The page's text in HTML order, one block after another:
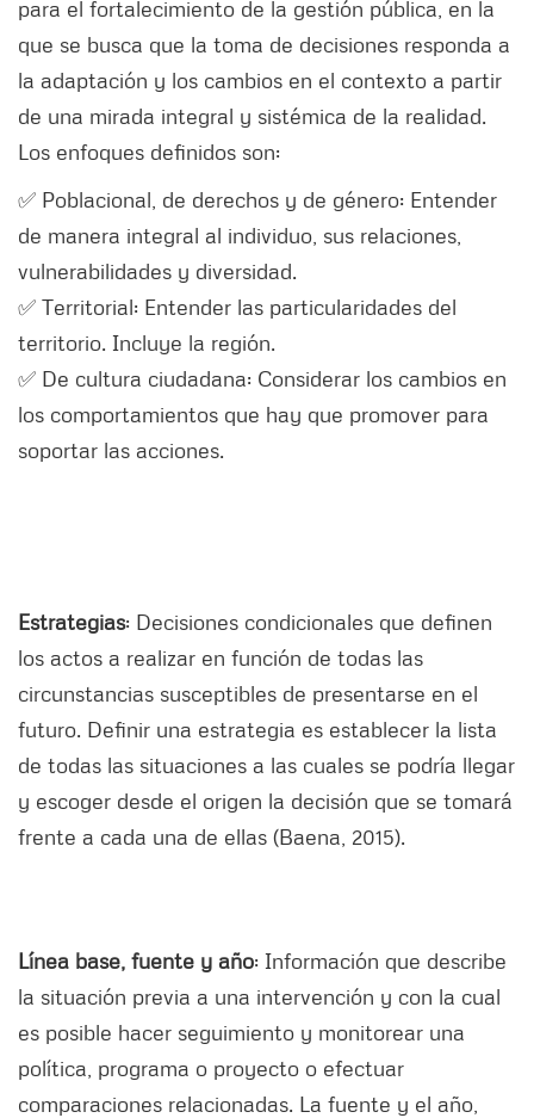
para el fortalecimiento de la gestión pública, en la
que se busca que la toma de decisiones responda a
la adaptación y los cambios en el contexto a partir
de una mirada integral y sistémica de la realidad.
Los enfoques definidos son:
✅ Poblacional, de derechos y de género: Entender
de manera integral al individuo, sus relaciones,
vulnerabilidades y diversidad.
✅ Territorial: Entender las particularidades del
territorio. Incluye la región.
✅ De cultura ciudadana: Considerar los cambios en
los comportamientos que hay que promover para
soportar las acciones.
Estrategias: Decisiones condicionales que definen
los actos a realizar en función de todas las
circunstancias susceptibles de presentarse en el
futuro. Definir una estrategia es establecer la lista
de todas las situaciones a las cuales se podría llegar
y escoger desde el origen la decisión que se tomará
frente a cada una de ellas (Baena, 2015).
Línea base, fuente y año: Información que describe
la situación previa a una intervención y con la cual
es posible hacer seguimiento y monitorear una
política, programa o proyecto o efectuar
comparaciones relacionadas. La fuente y el año,